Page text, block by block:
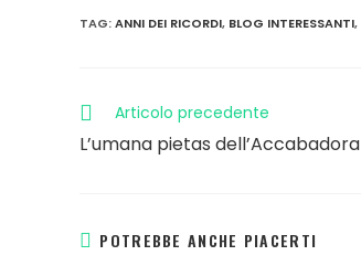
TAG:ANNI DEI RICORDI, BLOG INTERESSANTI,
Articolo precedente
L’umana pietas dell’Accabadora
POTREBBE ANCHE PIACERTI